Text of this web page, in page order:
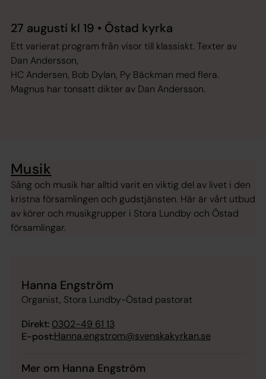
27 augusti kl 19 • Östad kyrka
Ett varierat program från visor till klassiskt. Texter av
Dan Andersson,
HC Andersen, Bob Dylan, Py Bäckman med flera.
Magnus har tonsatt dikter av Dan Andersson.
Musik
Sång och musik har alltid varit en viktig del av livet i den
kristna församlingen och gudstjänsten. Här är vårt utbud
av körer och musikgrupper i Stora Lundby och Östad
församlingar.
Hanna Engström
Organist, Stora Lundby-Östad pastorat
Direkt: 0302-49 61 13
E-post:Hanna.engstrom@svenskakyrkan.se
Mer om Hanna Engström